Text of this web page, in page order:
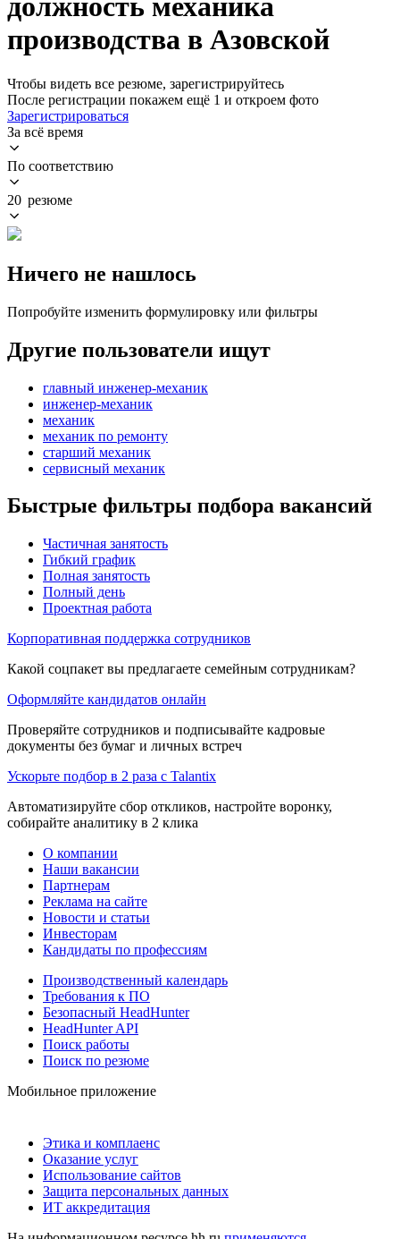
должность механика
производства в Азовской
Чтобы видеть все резюме, зарегистрируйтесь
После регистрации покажем ещё 1 и откроем фото
Зарегистрироваться
За всё время
По соответствию
20 резюме
Ничего не нашлось
Попробуйте изменить формулировку или фильтры
Другие пользователи ищут
главный инженер-механик
инженер-механик
механик
механик по ремонту
старший механик
сервисный механик
Быстрые фильтры подбора вакансий
Частичная занятость
Гибкий график
Полная занятость
Полный день
Проектная работа
Корпоративная поддержка сотрудников
Какой соцпакет вы предлагаете семейным сотрудникам?
Оформляйте кандидатов онлайн
Проверяйте сотрудников и подписывайте кадровые
документы без бумаг и личных встреч
Ускорьте подбор в 2 раза с Talantix
Автоматизируйте сбор откликов, настройте воронку,
собирайте аналитику в 2 клика
О компании
Наши вакансии
Партнерам
Реклама на сайте
Новости и статьи
Инвесторам
Кандидаты по профессиям
Производственный календарь
Требования к ПО
Безопасный HeadHunter
HeadHunter API
Поиск работы
Поиск по резюме
Мобильное приложение
Этика и комплаенс
Оказание услуг
Использование сайтов
Защита персональных данных
ИТ аккредитация